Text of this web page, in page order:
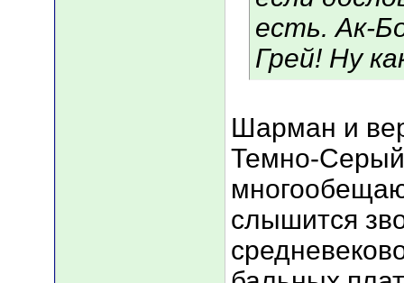
есть. Ак-
Грей! Ну
Шарман и
Темно-Серый
слышится